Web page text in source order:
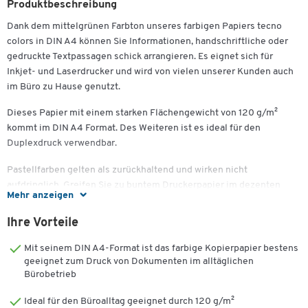
Mehr anzeigen
Produktbeschreibung
Dank dem mittelgrünen Farbton unseres farbigen Papiers tecno
colors in DIN A4 können Sie Informationen, handschriftliche oder
gedruckte Textpassagen schick arrangieren. Es eignet sich für
Inkjet- und Laserdrucker und wird von vielen unserer Kunden auch
im Büro zu Hause genutzt.
Dieses Papier mit einem starken Flächengewicht von 120 g/m²
kommt im DIN A4 Format. Des Weiteren ist es ideal für den
Duplexdruck verwendbar.
Pastellfarben gelten als zurückhaltend und wirken nicht
aufdringlich. Greifen Sie zu buntem Druckerpapier im dezenten
Pastellfarbton, wenn Sie der geschäftlichen Kommunikation eine
individuelle und zugleich stilvolle Note mitgeben wollen. Im
besonders gut zum Erstellen von Collagen, Speisekarten etc.
Dank der höheren Papierstärke, dem ausgezeichneten Volumen
gute Eigenschaften beim Durchlauf im Drucksystem. Dadurch sind
Ihre Vorteile
Mit seinem DIN A4-Format ist das farbige Kopierpapier bestens
geeignet zum Druck von Dokumenten im alltäglichen
Bürobetrieb
Ideal für den Büroalltag geeignet durch 120 g/m²